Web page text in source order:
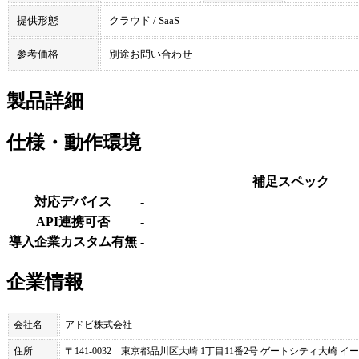
提供形態 クラウド / SaaS
参考価格 別途お問い合わせ
製品詳細
仕様・動作環境
補足スペック
対応デバイス
-
API連携可否
-
導入企業カスタム有無 -
企業情報
会社名 アドビ株式会社
住所 〒141-0032 東京都品川区大崎 1丁目11番2号 ゲートシティ大崎 イ